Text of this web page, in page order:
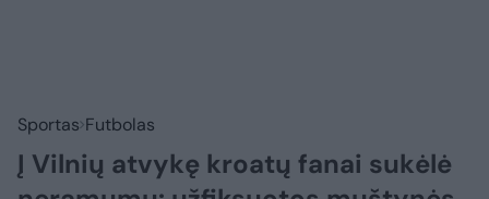
Sportas Futbolas
Į Vilnių atvykę kroatų fanai sukėlė